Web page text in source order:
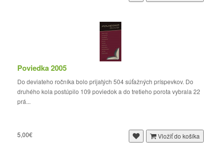
Poviedka 2005
Do deviateho ročníka bolo prijatých 504 súťažných príspevkov. Do
druhého kola postúpilo 109 poviedok a do tretieho porota vybrala 22
prá...
5,00€ Vložiť do košíka